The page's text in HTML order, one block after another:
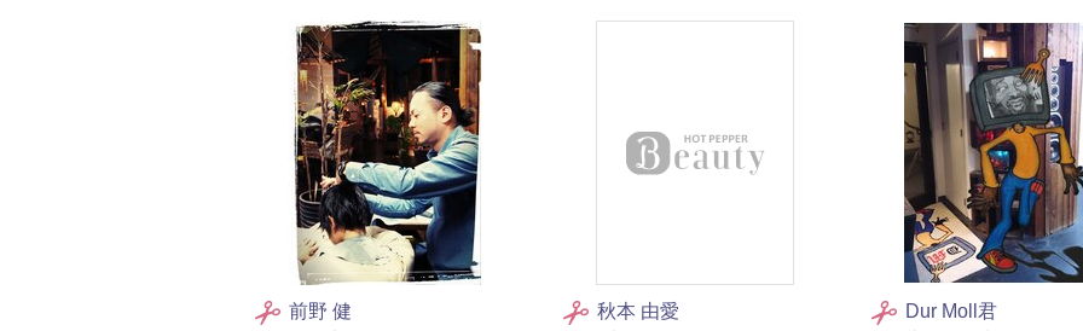
前野 健 秋本 由愛 Dur Moll君